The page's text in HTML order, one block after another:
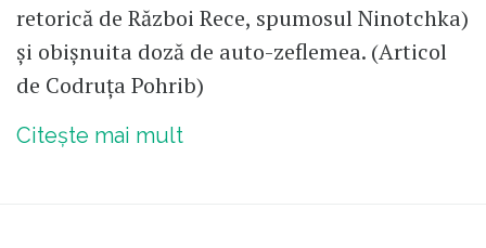
retorică de Război Rece, spumosul Ninotchka)
şi obişnuita doză de auto-zeflemea. (Articol
de Codruța Pohrib)
Citește mai mult